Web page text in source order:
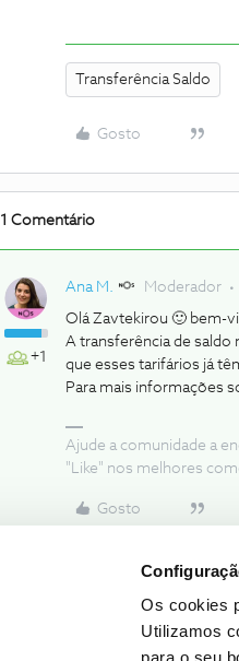
Os cookies
Utilizamos
Transferência Saldo
Gosto
1 Comentário
+1
Ana M. Moderador
Olá Zavtekirou 🙂 bem-
A transferência de saldo
que esses tarifários já
Para mais informações
Ajude a comunidade a
"Like" nos melhores
Gosto